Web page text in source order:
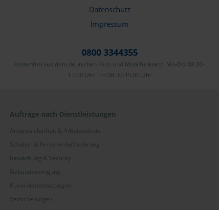
Datenschutz
Impressum
0800 3344355
Kostenfrei aus dem deutschen Fest- und Mobilfunknetz. Mo-Do: 08.30-
17.00 Uhr · Fr: 08.30-15.00 Uhr
Aufträge nach Dienstleistungen
Arbeitssicherheit & Arbeitsschutz
Schüler- & Personenbeförderung
Bewachung & Security
Gebäudereinigung
Kurierdienstleistungen
Versicherungen